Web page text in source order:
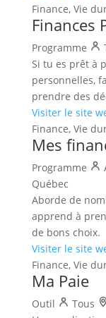
Finance, Vie
Finances
Programme
Si tu es prêt à
personnelles,
prendre des
Visiter le site
Finance, Vie
Mes
Programme
Québec
Aborde de
apprend à
de bons choix.
Visiter le site
Finance, Vie
Ma Paie
Outil Tous